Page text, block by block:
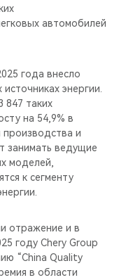
автомобилей
года внесло
энергии.
847 таких
на 54,9% в
и
занимать ведущие
моделей,
к сегменту
отражение и в
году Chery Group
“China Quality
в области